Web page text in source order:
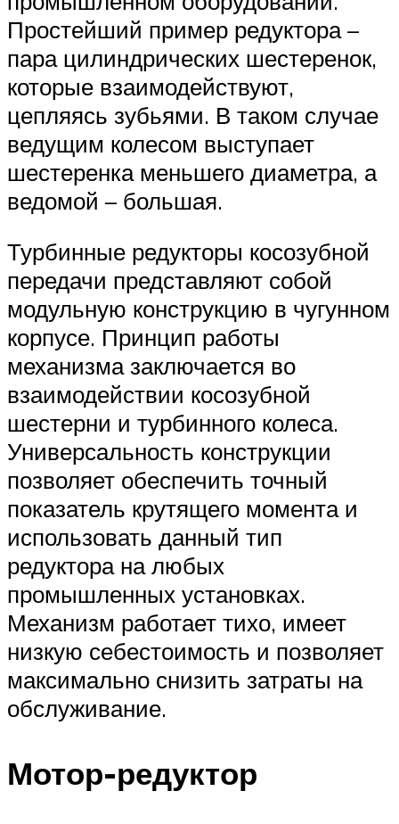
Простейший пример редуктора –
пара цилиндрических шестеренок,
которые взаимодействуют,
цепляясь зубьями. В таком случае
ведущим колесом выступает
шестеренка меньшего диаметра, а
ведомой – большая.
Турбинные редукторы косозубной
передачи представляют собой
модульную конструкцию в чугунном
корпусе. Принцип работы
механизма заключается во
взаимодействии косозубной
шестерни и турбинного колеса.
Универсальность конструкции
позволяет обеспечить точный
показатель крутящего момента и
использовать данный тип
редуктора на любых
промышленных установках.
Механизм работает тихо, имеет
низкую себестоимость и позволяет
максимально снизить затраты на
обслуживание.
Мотор-редуктор